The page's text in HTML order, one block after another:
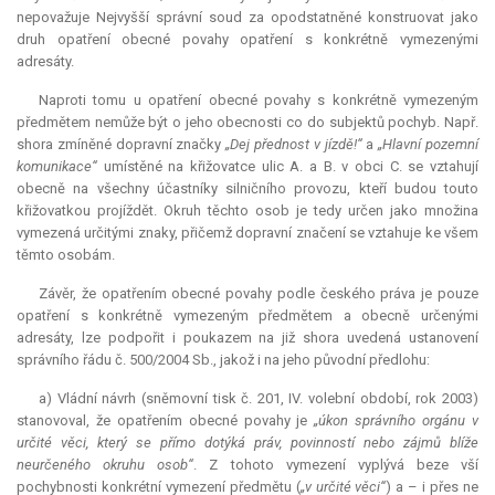
nepovažuje Nejvyšší správní soud za opodstatněné konstruovat jako
druh opatření obecné povahy opatření s konkrétně vymezenými
adresáty.
Naproti tomu u opatření obecné povahy s konkrétně vymezeným
předmětem nemůže být o jeho obecnosti co do subjektů pochyb. Např.
shora zmíněné dopravní značky„Dej přednost v jízdě!“a„Hlavní pozemní
komunikace“ umístěné na křižovatce ulic A. a B. v obci C. se vztahují
obecně na všechny účastníky silničního provozu, kteří budou touto
křižovatkou projíždět. Okruh těchto osob je tedy určen jako množina
vymezená určitými znaky, přičemž dopravní značení se vztahuje ke všem
těmto osobám.
Závěr, že opatřením obecné povahy podle českého práva je pouze
opatření s konkrétně vymezeným předmětem a obecně určenými
adresáty, lze podpořit i poukazem na již shora uvedená ustanovení
správního řádu č. 500/2004 Sb., jakož i na jeho původní předlohu:
a) Vládní návrh (sněmovní tisk č. 201, IV. volební období, rok 2003)
stanovoval, že opatřením obecné povahy je„úkon správního orgánu v
určité věci, který se přímo dotýká práv, povinností nebo zájmů blíže
neurčeného okruhu osob“. Z tohoto vymezení vyplývá beze vší
pochybnosti konkrétní vymezení předmětu („v určité věci“) a – i přes ne